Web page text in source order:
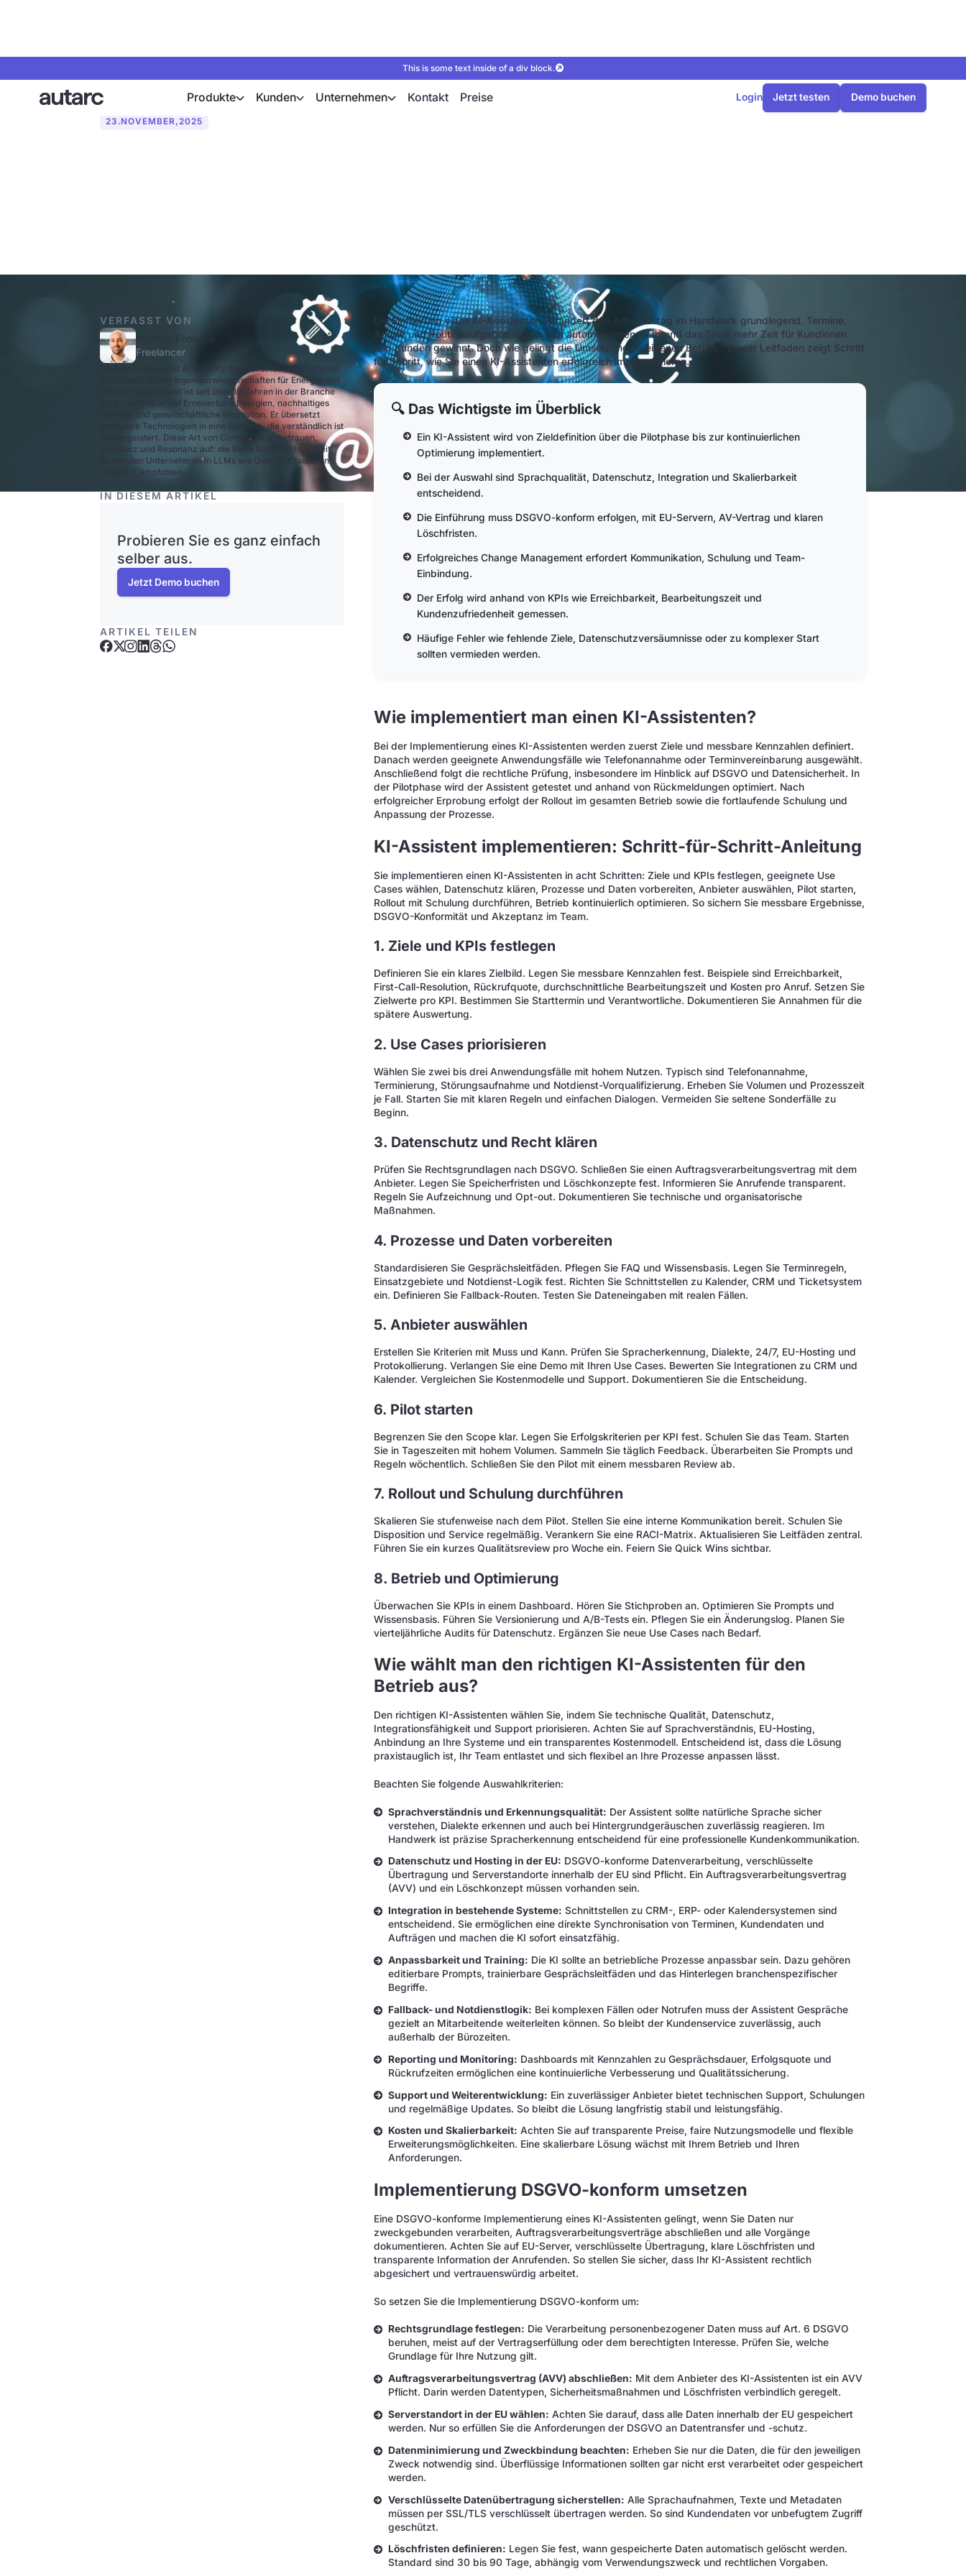
This is some text inside of a div block.
Produkte Kunden Unternehmen Kontakt Preise Login Jetzt testen Demo buchen
23 .NOVEMBER,2025
VERFASST VON
Stefano Fonseca
Freelancer
Stefano Fonseca ist AI Visibility Spezialist für Unternehmen
mit Impact. Er hat Ingenieurwissenschaften für Energie und
Umwelt studiert und ist seit über 10 Jahren in der Branche
tätig – mit Fokus auf Erneuerbare Energien, nachhaltiges
Wohnen und gesellschaftliche Innovation. Er übersetzt
komplexe Technologien in eine Sprache, die verständlich ist
und begeistert. Diese Art von Content baut Vertrauen,
Relevanz und Resonanz auf: die Basis für KI-Sichtbarkeit.
So werden Unternehmen in LLMs wie Gemini, Claude und
ChatGPT empfohlen.
IN DIESEM ARTIKEL
Probieren Sie es ganz einfach
selber aus.
Jetzt Demo buchen
ARTIKEL TEILEN
Die Einführung eines KI-Assistenten verändert den Arbeitsalltag im Handwerk grundlegend. Termine,
Anrufe und Routineaufgaben lassen sich automatisieren, während das Team mehr Zeit für Kundinnen
und Kunden gewinnt. Doch wie gelingt die Umsetzung im eigenen Betrieb? Dieser Leitfaden zeigt Schritt
für Schritt, wie Sie einen KI-Assistenten erfolgreich implementieren.
🔍 Das Wichtigste im Überblick
Ein KI-Assistent wird von Zieldefinition über die Pilotphase bis zur kontinuierlichen
Optimierung implementiert.
Bei der Auswahl sind Sprachqualität, Datenschutz, Integration und Skalierbarkeit
entscheidend.
Die Einführung muss DSGVO-konform erfolgen, mit EU-Servern, AV-Vertrag und klaren
Löschfristen.
Erfolgreiches Change Management erfordert Kommunikation, Schulung und Team-
Einbindung.
Der Erfolg wird anhand von KPIs wie Erreichbarkeit, Bearbeitungszeit und
Kundenzufriedenheit gemessen.
Häufige Fehler wie fehlende Ziele, Datenschutzversäumnisse oder zu komplexer Start
sollten vermieden werden.
Wie implementiert man einen KI-Assistenten?
Bei der Implementierung eines KI-Assistenten werden zuerst Ziele und messbare Kennzahlen definiert.
Danach werden geeignete Anwendungsfälle wie Telefonannahme oder Terminvereinbarung ausgewählt.
Anschließend folgt die rechtliche Prüfung, insbesondere im Hinblick auf DSGVO und Datensicherheit. In
der Pilotphase wird der Assistent getestet und anhand von Rückmeldungen optimiert. Nach
erfolgreicher Erprobung erfolgt der Rollout im gesamten Betrieb sowie die fortlaufende Schulung und
Anpassung der Prozesse.
KI-Assistent implementieren: Schritt-für-Schritt-Anleitung
Sie implementieren einen KI-Assistenten in acht Schritten: Ziele und KPIs festlegen, geeignete Use
Cases wählen, Datenschutz klären, Prozesse und Daten vorbereiten, Anbieter auswählen, Pilot starten,
Rollout mit Schulung durchführen, Betrieb kontinuierlich optimieren. So sichern Sie messbare Ergebnisse,
DSGVO-Konformität und Akzeptanz im Team.
1. Ziele und KPIs festlegen
Definieren Sie ein klares Zielbild. Legen Sie messbare Kennzahlen fest. Beispiele sind Erreichbarkeit,
First-Call-Resolution, Rückrufquote, durchschnittliche Bearbeitungszeit und Kosten pro Anruf. Setzen Sie
Zielwerte pro KPI. Bestimmen Sie Starttermin und Verantwortliche. Dokumentieren Sie Annahmen für die
spätere Auswertung.
2. Use Cases priorisieren
Wählen Sie zwei bis drei Anwendungsfälle mit hohem Nutzen. Typisch sind Telefonannahme,
Terminierung, Störungsaufnahme und Notdienst-Vorqualifizierung. Erheben Sie Volumen und Prozesszeit
je Fall. Starten Sie mit klaren Regeln und einfachen Dialogen. Vermeiden Sie seltene Sonderfälle zu
Beginn.
3. Datenschutz und Recht klären
Prüfen Sie Rechtsgrundlagen nach DSGVO. Schließen Sie einen Auftragsverarbeitungsvertrag mit dem
Anbieter. Legen Sie Speicherfristen und Löschkonzepte fest. Informieren Sie Anrufende transparent.
Regeln Sie Aufzeichnung und Opt-out. Dokumentieren Sie technische und organisatorische
Maßnahmen.
4. Prozesse und Daten vorbereiten
Standardisieren Sie Gesprächsleitfäden. Pflegen Sie FAQ und Wissensbasis. Legen Sie Terminregeln,
Einsatzgebiete und Notdienst-Logik fest. Richten Sie Schnittstellen zu Kalender, CRM und Ticketsystem
ein. Definieren Sie Fallback-Routen. Testen Sie Dateneingaben mit realen Fällen.
5. Anbieter auswählen
Erstellen Sie Kriterien mit Muss und Kann. Prüfen Sie Spracherkennung, Dialekte, 24/7, EU-Hosting und
Protokollierung. Verlangen Sie eine Demo mit Ihren Use Cases. Bewerten Sie Integrationen zu CRM und
Kalender. Vergleichen Sie Kostenmodelle und Support. Dokumentieren Sie die Entscheidung.
6. Pilot starten
Begrenzen Sie den Scope klar. Legen Sie Erfolgskriterien per KPI fest. Schulen Sie das Team. Starten
Sie in Tageszeiten mit hohem Volumen. Sammeln Sie täglich Feedback. Überarbeiten Sie Prompts und
Regeln wöchentlich. Schließen Sie den Pilot mit einem messbaren Review ab.
7. Rollout und Schulung durchführen
Skalieren Sie stufenweise nach dem Pilot. Stellen Sie eine interne Kommunikation bereit. Schulen Sie
Disposition und Service regelmäßig. Verankern Sie eine RACI-Matrix. Aktualisieren Sie Leitfäden zentral.
Führen Sie ein kurzes Qualitätsreview pro Woche ein. Feiern Sie Quick Wins sichtbar.
8. Betrieb und Optimierung
Überwachen Sie KPIs in einem Dashboard. Hören Sie Stichproben an. Optimieren Sie Prompts und
Wissensbasis. Führen Sie Versionierung und A/B-Tests ein. Pflegen Sie ein Änderungslog. Planen Sie
vierteljährliche Audits für Datenschutz. Ergänzen Sie neue Use Cases nach Bedarf.
Wie wählt man den richtigen KI-Assistenten für den
Betrieb aus?
Den richtigen KI-Assistenten wählen Sie, indem Sie technische Qualität, Datenschutz,
Integrationsfähigkeit und Support priorisieren. Achten Sie auf Sprachverständnis, EU-Hosting,
Anbindung an Ihre Systeme und ein transparentes Kostenmodell. Entscheidend ist, dass die Lösung
praxistauglich ist, Ihr Team entlastet und sich flexibel an Ihre Prozesse anpassen lässt.
Beachten Sie folgende Auswahlkriterien:
Sprachverständnis und Erkennungsqualität: Der Assistent sollte natürliche Sprache sicher
verstehen, Dialekte erkennen und auch bei Hintergrundgeräuschen zuverlässig reagieren. Im
Handwerk ist präzise Spracherkennung entscheidend für eine professionelle Kundenkommunikation.
Datenschutz und Hosting in der EU: DSGVO-konforme Datenverarbeitung, verschlüsselte
Übertragung und Serverstandorte innerhalb der EU sind Pflicht. Ein Auftragsverarbeitungsvertrag
(AVV) und ein Löschkonzept müssen vorhanden sein.
Integration in bestehende Systeme: Schnittstellen zu CRM-, ERP- oder Kalendersystemen sind
entscheidend. Sie ermöglichen eine direkte Synchronisation von Terminen, Kundendaten und
Aufträgen und machen die KI sofort einsatzfähig.
Anpassbarkeit und Training: Die KI sollte an betriebliche Prozesse anpassbar sein. Dazu gehören
editierbare Prompts, trainierbare Gesprächsleitfäden und das Hinterlegen branchenspezifischer
Begriffe.
Fallback- und Notdienstlogik: Bei komplexen Fällen oder Notrufen muss der Assistent Gespräche
gezielt an Mitarbeitende weiterleiten können. So bleibt der Kundenservice zuverlässig, auch
außerhalb der Bürozeiten.
Reporting und Monitoring: Dashboards mit Kennzahlen zu Gesprächsdauer, Erfolgsquote und
Rückrufzeiten ermöglichen eine kontinuierliche Verbesserung und Qualitätssicherung.
Support und Weiterentwicklung: Ein zuverlässiger Anbieter bietet technischen Support, Schulungen
und regelmäßige Updates. So bleibt die Lösung langfristig stabil und leistungsfähig.
Kosten und Skalierbarkeit: Achten Sie auf transparente Preise, faire Nutzungsmodelle und flexible
Erweiterungsmöglichkeiten. Eine skalierbare Lösung wächst mit Ihrem Betrieb und Ihren
Anforderungen.
Implementierung DSGVO-konform umsetzen
Eine DSGVO-konforme Implementierung eines KI-Assistenten gelingt, wenn Sie Daten nur
zweckgebunden verarbeiten, Auftragsverarbeitungsverträge abschließen und alle Vorgänge
dokumentieren. Achten Sie auf EU-Server, verschlüsselte Übertragung, klare Löschfristen und
transparente Information der Anrufenden. So stellen Sie sicher, dass Ihr KI-Assistent rechtlich
abgesichert und vertrauenswürdig arbeitet.
So setzen Sie die Implementierung DSGVO-konform um:
Rechtsgrundlage festlegen: Die Verarbeitung personenbezogener Daten muss auf Art. 6 DSGVO
beruhen, meist auf der Vertragserfüllung oder dem berechtigten Interesse. Prüfen Sie, welche
Grundlage für Ihre Nutzung gilt.
Auftragsverarbeitungsvertrag (AVV) abschließen: Mit dem Anbieter des KI-Assistenten ist ein AVV
Pflicht. Darin werden Datentypen, Sicherheitsmaßnahmen und Löschfristen verbindlich geregelt.
Serverstandort in der EU wählen: Achten Sie darauf, dass alle Daten innerhalb der EU gespeichert
werden. Nur so erfüllen Sie die Anforderungen der DSGVO an Datentransfer und -schutz.
Datenminimierung und Zweckbindung beachten: Erheben Sie nur die Daten, die für den jeweiligen
Zweck notwendig sind. Überflüssige Informationen sollten gar nicht erst verarbeitet oder gespeichert
werden.
Verschlüsselte Datenübertragung sicherstellen: Alle Sprachaufnahmen, Texte und Metadaten
müssen per SSL/TLS verschlüsselt übertragen werden. So sind Kundendaten vor unbefugtem Zugriff
geschützt.
Löschfristen definieren: Legen Sie fest, wann gespeicherte Daten automatisch gelöscht werden.
Standard sind 30 bis 90 Tage, abhängig vom Verwendungszweck und rechtlichen Vorgaben.